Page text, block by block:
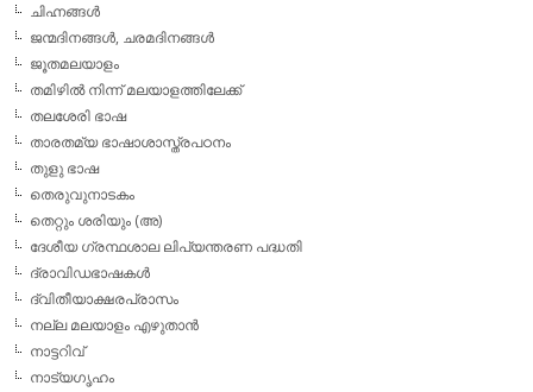
ചിഹ്നങ്ങള്‍
ജന്മദിനങ്ങള്‍, ചരമദിനങ്ങള്‍
ജൂതമലയാളം
തമിഴില്‍ നിന്ന് മലയാളത്തിലേക്ക്
തലശേരി ഭാഷ
താരതമ്യ ഭാഷാശാസ്ത്രപഠനം
തുളു ഭാഷ
തെരുവുനാടകം
തെറ്റും ശരിയും (അ)
ദേശീയ ഗ്രന്ഥശാല ലിപ്യന്തരണ പദ്ധതി
ദ്രാവിഡഭാഷകള്‍
ദ്വിതീയാക്ഷരപ്രാസം
നല്ല മലയാളം എഴുതാന്‍
നാട്ടറിവ്
നാട്യഗൃഹം